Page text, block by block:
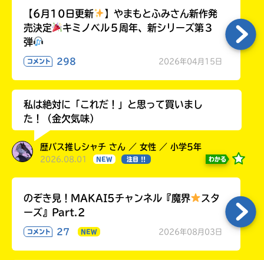
【6月10日更新
】やまもとふみさん新作発
売決定
キミノベル５周年、新シリーズ第３
弾
コメント 298 2026年04月15日
私は絶対に「これだ！」と思って買いまし
た！（金欠気味）
歴バス推しシャチ さん ／ 女性 ／ 小学5年
2026.08.01 NEW 注目 !! わかる
のぞき見！MAKAI5チャンネル『魔界
スタ
ーズ』Part.2
コメント 27 NEW 2026年08月03日